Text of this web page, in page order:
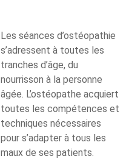
Les séances d’ostéopathie
s’adressent à toutes les
tranches d’âge, du
nourrisson à la personne
âgée. L’ostéopathe acquiert
toutes les compétences et
techniques nécessaires
pour s’adapter à tous les
maux de ses patients.